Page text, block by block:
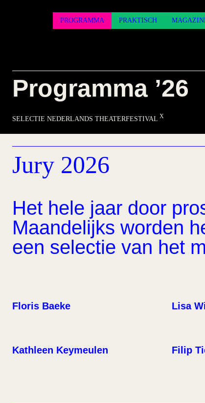
PROGRAMMA PRAKTISCH
Programma ’26
SELECTIE NEDERLANDS THEATERFESTIVAL
Jury 2026
Het hele jaar door
Maandelijks worden
een selectie van het
Floris Baeke Lisa
Kathleen Keymeulen Filip